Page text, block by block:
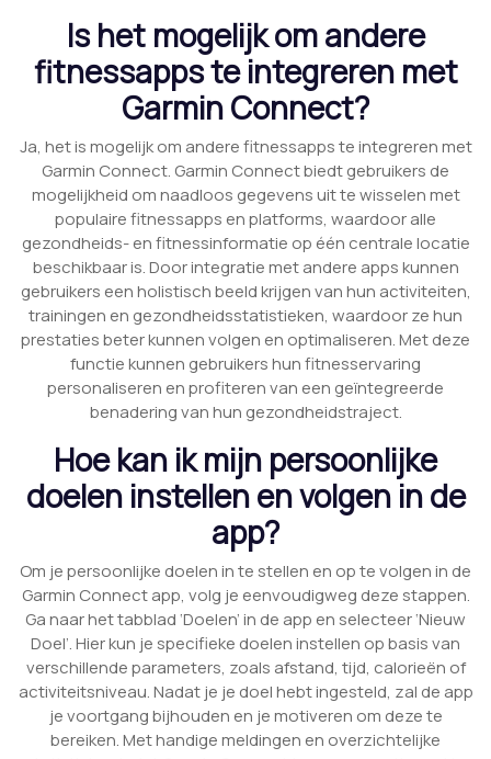
Is het mogelijk om andere
fitnessapps te integreren met
Garmin Connect?
Ja, het is mogelijk om andere fitnessapps te integreren met
Garmin Connect. Garmin Connect biedt gebruikers de
mogelijkheid om naadloos gegevens uit te wisselen met
populaire fitnessapps en platforms, waardoor alle
gezondheids- en fitnessinformatie op één centrale locatie
beschikbaar is. Door integratie met andere apps kunnen
gebruikers een holistisch beeld krijgen van hun activiteiten,
trainingen en gezondheidsstatistieken, waardoor ze hun
prestaties beter kunnen volgen en optimaliseren. Met deze
functie kunnen gebruikers hun fitnesservaring
personaliseren en profiteren van een geïntegreerde
benadering van hun gezondheidstraject.
Hoe kan ik mijn persoonlijke
doelen instellen en volgen in de
app?
Om je persoonlijke doelen in te stellen en op te volgen in de
Garmin Connect app, volg je eenvoudigweg deze stappen.
Ga naar het tabblad ‘Doelen’ in de app en selecteer ‘Nieuw
Doel’. Hier kun je specifieke doelen instellen op basis van
verschillende parameters, zoals afstand, tijd, calorieën of
activiteitsniveau. Nadat je je doel hebt ingesteld, zal de app
je voortgang bijhouden en je motiveren om deze te
bereiken. Met handige meldingen en overzichtelijke